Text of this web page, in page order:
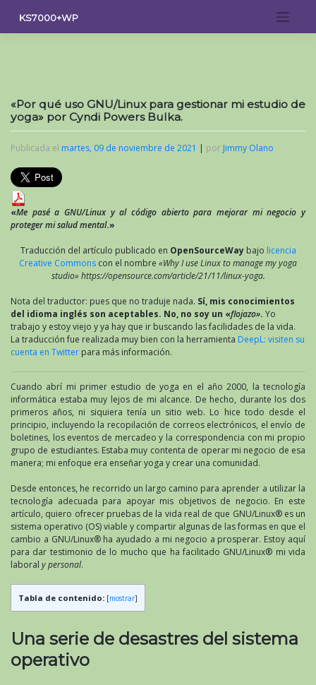
contenido
KS7000+WP
«Por qué uso GNU/Linux para gestionar mi estudio de
yoga» por Cyndi Powers Bulka.
Publicada el martes, 09 de noviembre de 2021 | por Jimmy Olano
«Me pasé a GNU/Linux y al código abierto para mejorar mi negocio y
proteger mi salud mental.»
Traducción del artículo publicado en OpenSourceWaybajo licencia
Creative Commons con el nombre «Why I use Linux to manage my yoga
studio» https://opensource.com/article/21/11/linux-yoga.
Nota del traductor: pues que no traduje nada. Sí, mis conocimientos
del idioma inglés son aceptables. No, no soy un «flojazo». Yo
trabajo y estoy viejo y ya hay que ir buscando las facilidades de la vida.
La traducción fue realizada muy bien con la herramienta DeepL: visiten su
cuenta en Twitter para más información.
Cuando abrí mi primer estudio de yoga en el año 2000, la tecnología
informática estaba muy lejos de mi alcance. De hecho, durante los dos
primeros años, ni siquiera tenía un sitio web. Lo hice todo desde el
principio, incluyendo la recopilación de correos electrónicos, el envío de
boletines, los eventos de mercadeo y la correspondencia con mi propio
grupo de estudiantes. Estaba muy contenta de operar mi negocio de esa
manera; mi enfoque era enseñar yoga y crear una comunidad.
Desde entonces, he recorrido un largo camino para aprender a utilizar la
tecnología adecuada para apoyar mis objetivos de negocio. En este
artículo, quiero ofrecer pruebas de la vida real de que GNU/Linux® es un
sistema operativo (OS) viable y compartir algunas de las formas en que el
cambio a GNU/Linux® ha ayudado a mi negocio a prosperar. Estoy aquí
para dar testimonio de lo mucho que ha facilitado GNU/Linux® mi vida
laboral y personal.
Tabla de contenido: [mostrar]
Una serie de desastres del sistema
operativo